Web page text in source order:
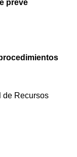
prevé
de Recursos